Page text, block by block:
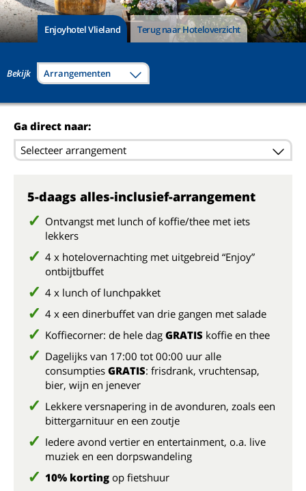
Enjoyhotel Vlieland Terug naar Hoteloverzicht
Bekijk Arrangementen
Ga direct naar:
Selecteer arrangement
5-daags alles-inclusief-arrangement
Ontvangst met lunch of koffie/thee met iets
lekkers
4 x hotelovernachting met uitgebreid “Enjoy”
ontbijtbuffet
4 x lunch of lunchpakket
4 x een dinerbuffet van drie gangen met salade
Koffiecorner: de hele dag GRATIS koffie en thee
Dagelijks van 17:00 tot 00:00 uur alle
consumpties GRATIS: frisdrank, vruchtensap,
bier, wijn en jenever
Lekkere versnapering in de avonduren, zoals een
bittergarnituur en een zoutje
Iedere avond vertier en entertainment, o.a. live
muziek en een dorpswandeling
10% korting op fietshuur